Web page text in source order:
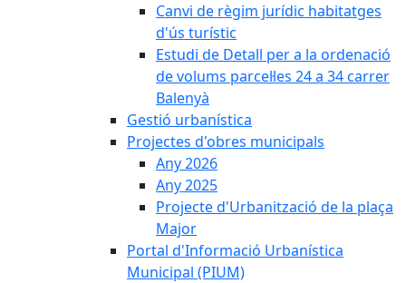
Canvi de règim jurídic habitatges
d'ús turístic
Estudi de Detall per a la ordenació
de volums parcel·les 24 a 34 carrer
Balenyà
Gestió urbanística
Projectes d'obres municipals
Any 2026
Any 2025
Projecte d'Urbanització de la plaça
Major
Portal d'Informació Urbanística
Municipal (PIUM)